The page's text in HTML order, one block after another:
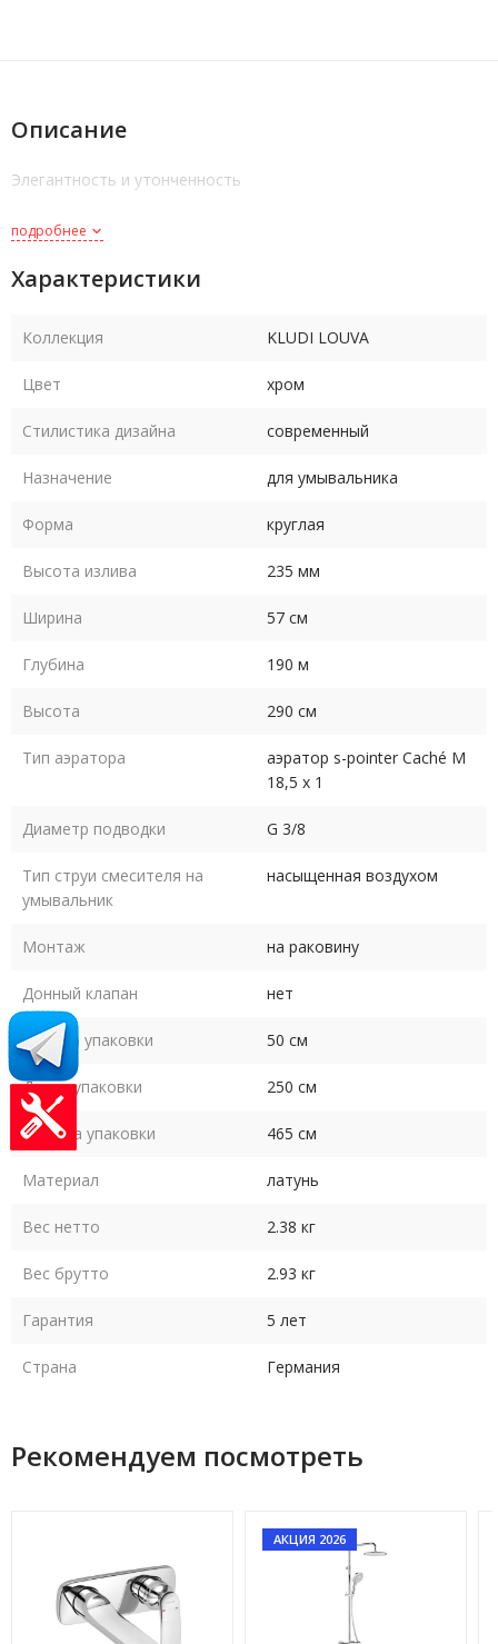
Описание
Элегантность и утонченность
подробнее
Характеристики
Коллекция KLUDI LOUVA
Цвет хром
Стилистика дизайна современный
Назначение для умывальника
Форма круглая
Высота излива 235 мм
Ширина 57 см
Глубина 190 м
Высота 290 см
Тип аэратора
аэратор s-pointer Caché M
18,5 x 1
Диаметр подводки G 3/8
Тип струи смесителя на
умывальник
насыщенная воздухом
Монтаж на раковину
Донный клапан нет
Высота упаковки 50 см
Длина упаковки 250 см
Ширина упаковки 465 см
Материал латунь
Вес нетто 2.38 кг
Вес брутто 2.93 кг
Гарантия 5 лет
Страна Германия
Рекомендуем посмотреть
АКЦИЯ 2026